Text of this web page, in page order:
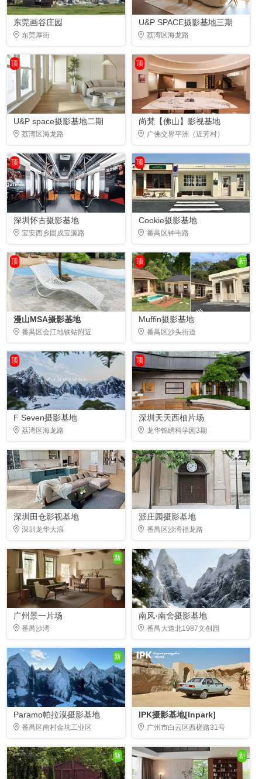
东莞画谷庄园
东莞厚街
U&P SPACE摄影基地三期
荔湾区海龙路
顶
U&P space摄影基地二期
荔湾区海龙路
顶
尚梵【佛山】影视基地
广佛交界平洲（近芳村）
顶
深圳怀古摄影基地
宝安西乡固戍宝源路
顶
Cookie摄影基地
番禺区钟韦路
顶
漫山MSA摄影基地
番禺区会江地铁站附近
新
顶
Muffin摄影基地
番禺区沙头街道
顶
F Seven摄影基地
荔湾区海龙路
顶
深圳天天西柚片场
龙华锦绣科学园3期
深圳田仓影视基地
深圳龙华大浪
派庄园摄影基地
番禺区沙湾福龙路
新
广州景一片场
番禺沙湾
南风·南舍摄影基地
番禺大道北1987文创园
新
Paramo帕拉漠摄影基地
番禺区南村金坑工业区
IPK摄影基地[Inpark]
广州市白云区西槎路31号
新 新